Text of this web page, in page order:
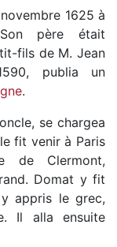
1625 à
Son père était
fils de M. Jean
publia un
.
se chargea
fit venir à Paris
de Clermont,
Domat y fit
appris le grec,
Il alla ensuite